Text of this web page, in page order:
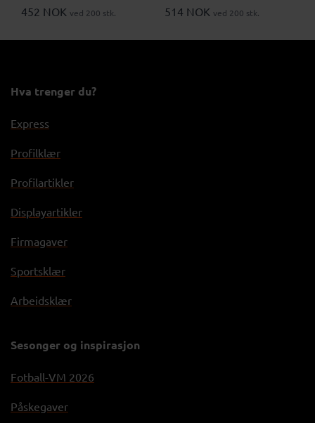
452 NOK ved 200 stk. 514 NOK ved 200 stk.
Hva trenger du?
Express
Profilklær
Profilartikler
Displayartikler
Firmagaver
Sportsklær
Arbeidsklær
Sesonger og inspirasjon
Fotball-VM 2026
Påskegaver